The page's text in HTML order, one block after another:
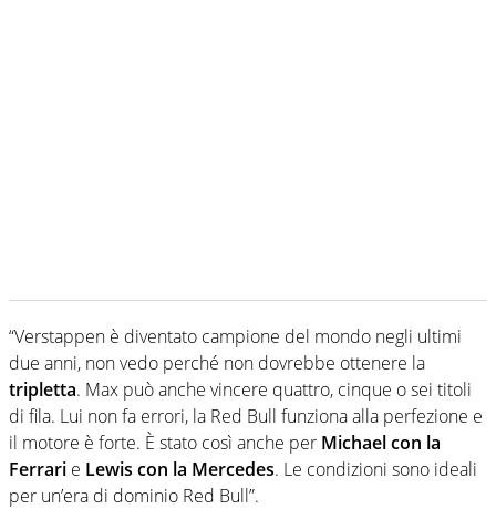
“Verstappen è diventato campione del mondo negli ultimi
due anni, non vedo perché non dovrebbe ottenere la
tripletta. Max può anche vincere quattro, cinque o sei titoli
di fila. Lui non fa errori, la Red Bull funziona alla perfezione e
il motore è forte. È stato così anche per Michael con la
Ferrari e Lewis con la Mercedes. Le condizioni sono ideali
per un’era di dominio Red Bull”.